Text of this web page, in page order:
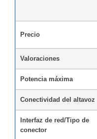
Precio
Valoraciones
Potencia máxima
Conectividad del altavoz
Interfaz de red/Tipo de
conector